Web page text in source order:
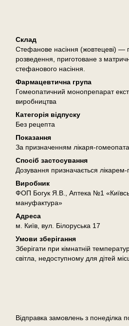
Склад
Стефанове насіння (жовтецеві) —
розведення, приготоване з
стефанового насіння.
Фармацевтична група
Гомеопатичний монопрепарат
виробництва
Категорія відпуску
Без рецепта
Показання
За призначенням лікаря-гомеопата
Спосіб застосування
Дозування призначається лікарем-
Виробник
ФОП Богук Я.В., Аптека №1
мануфактура»
Адреса
м. Київ, вул. Білоруська 17
Умови зберігання
Зберігати при кімнатній
світла, недоступному для дітей
Відправка замовлень з понеділка